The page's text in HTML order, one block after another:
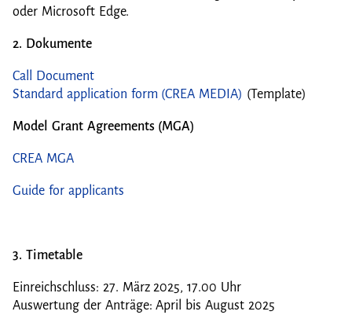
oder Microsoft Edge.
2. Dokumente
Call Document
Standard application form (CREA MEDIA) (Template)
Model Grant Agreements (MGA)
CREA MGA
Guide for applicants
3. Timetable
Einreichschluss: 27. März 2025, 17.00 Uhr
Auswertung der Anträge: April bis August 2025